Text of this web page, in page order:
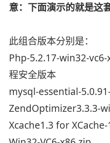
意：下面演示的就是这
此组合版本分别是：
Php-5.2.17-win32-
程安全版本
mysql-essential-
ZendOptimizer3.3.3-
Xcache1.3 for